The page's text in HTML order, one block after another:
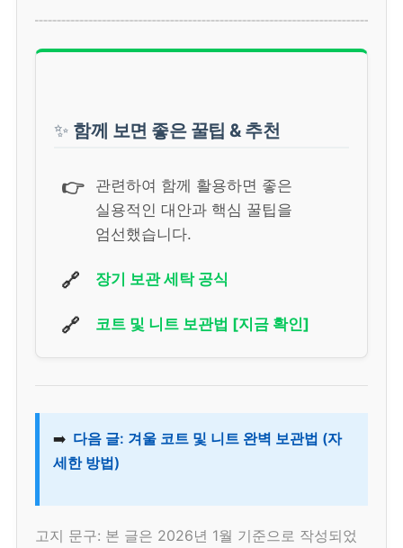
✨ 함께 보면 좋은 꿀팁 & 추천
👉
관련하여 함께 활용하면 좋은
실용적인 대안과 핵심 꿀팁을
엄선했습니다.
🔗 장기 보관 세탁 공식
🔗 코트 및 니트 보관법 [지금 확인]
➡️ 다음 글: 겨울 코트 및 니트 완벽 보관법 (자
세한 방법)
고지 문구: 본 글은 2026년 1월 기준으로 작성되었